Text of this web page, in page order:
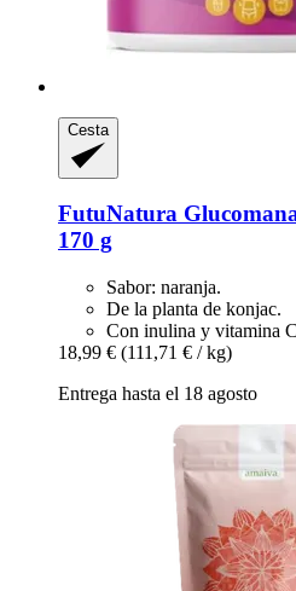
Cesta
FutuNatura
170 g
Sabor: naranja.
De la planta de konjac.
Con inulina y vitamina
18,99 € (111,71 € / kg)
Entrega hasta el 18 agosto